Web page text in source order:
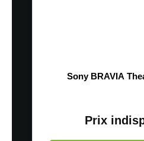
Sony BRAVIA
Prix